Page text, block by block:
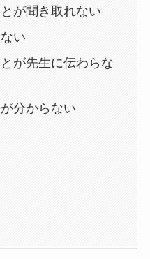
が聞き取れない
い
が先生に伝わらな
分からない